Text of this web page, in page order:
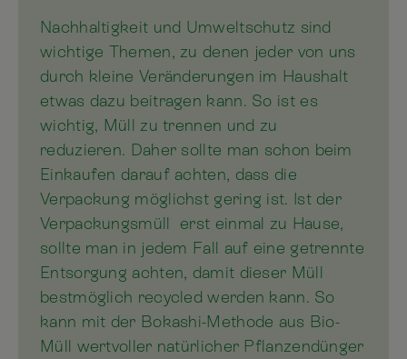
Nachhaltigkeit und Umweltschutz sind
wichtige Themen, zu denen jeder von uns
durch kleine Veränderungen im Haushalt
etwas dazu beitragen kann. So ist es
wichtig, Müll zu trennen und zu
reduzieren. Daher sollte man schon beim
Einkaufen darauf achten, dass die
Verpackung möglichst gering ist. Ist der
Verpackungsmüll erst einmal zu Hause,
sollte man in jedem Fall auf eine getrennte
Entsorgung achten, damit dieser Müll
bestmöglich recycled werden kann. So
kann mit der Bokashi-Methode aus Bio-
Müll wertvoller natürlicher Pflanzendünger